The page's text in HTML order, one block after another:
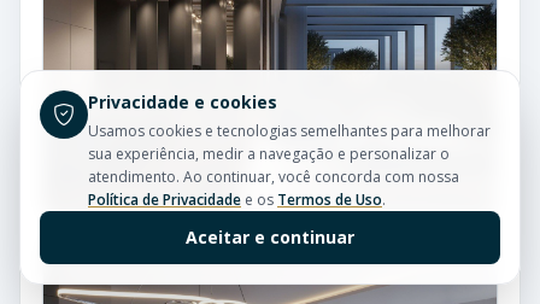
Privacidade e cookies
Usamos cookies e tecnologias semelhantes para melhorar
sua experiência, medir a navegação e personalizar o
atendimento. Ao continuar, você concorda com nossa
Política de Privacidade e os Termos de Uso.
Aceitar e continuar